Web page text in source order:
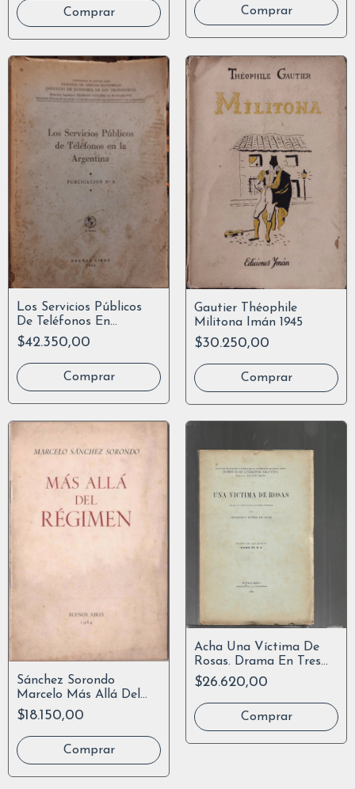
Los Servicios Públicos
De Teléfonos En
Argentina 1942
$42.350,00
Gautier Théophile
Militona Imán 1945
$30.250,00
Sánchez Sorondo
Marcelo Más Allá Del
Régimen 1964
$18.150,00
Acha Una Víctima De
Rosas. Drama En Tres
Actos. Inst Rojas
$26.620,00